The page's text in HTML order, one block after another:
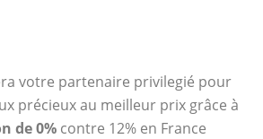
votre partenaire privilegié pour
précieux au meilleur prix grâce à
de 0%contre 12% en France